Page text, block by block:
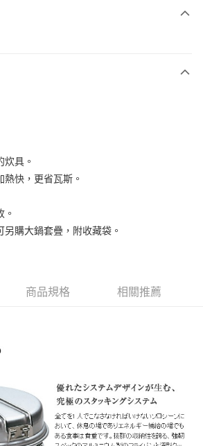
遠東國際商業銀行
含以上)免運費
含以上)免運費
含以上)免運費
炊具。
快，更省瓦斯。
。
購大鍋套疊，附收藏袋。
商品規格 相關推薦